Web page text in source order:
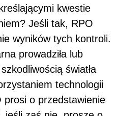
kwestie
Jeśli tak, RPO
wyników tych kontroli.
prowadziła lub
światła
technologii
prosi o przedstawienie